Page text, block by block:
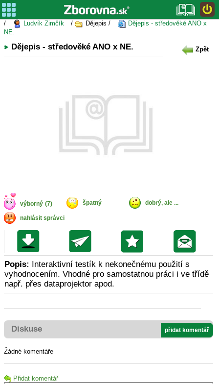
/ Ludvík Zimčík / Dějepis /
Dějepis - středověké ANO x
NE.
Dějepis - středověké ANO x NE. Zpět
výborný (7) špatný dobrý, ale ...
nahlásit správci
Popis: Interaktivní testík k nekonečnému použití s
vyhodnocením. Vhodné pro samostatnou práci i ve třídě
např. přes dataprojektor apod.
Diskuse přidat komentář
Žádné komentáře
Přidat komentář